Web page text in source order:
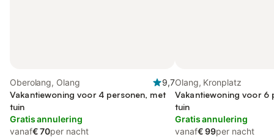
Oberolang, Olang
9,7
Vakantiewoning voor 4 personen, met
tuin
Gratis annulering
vanaf€ 70per nacht
Olang, Kronplatz
Vakantiewoning voor 6
tuin
Gratis annulering
vanaf€ 99per nacht